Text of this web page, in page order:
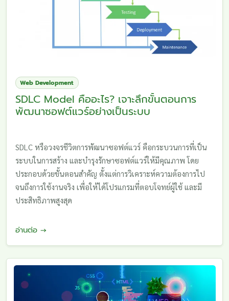
Web Development
SDLC Model คืออะไร? เจาะลึกขั้นตอนการ
พัฒนาซอฟต์แวร์อย่างเป็นระบบ
SDLC หรือวงจรชีวิตการพัฒนาซอฟต์แวร์ คือกระบวนการที่เป็น
ระบบในการสร้าง และบำรุงรักษาซอฟต์แวร์ให้มีคุณภาพ โดย
ประกอบด้วยขั้นตอนสำคัญ ตั้งแต่การวิเคราะห์ความต้องการไป
จนถึงการใช้งานจริง เพื่อให้ได้โปรแกรมที่ตอบโจทย์ผู้ใช้ และมี
ประสิทธิภาพสูงสุด
อ่านต่อ →